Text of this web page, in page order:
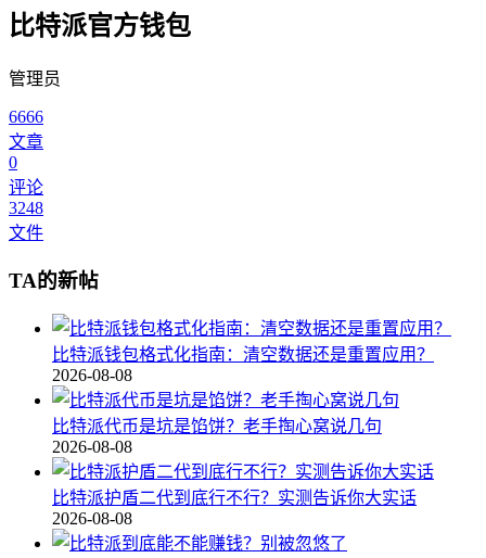
比特派官方钱包
管理员
6666
文章
0
评论
3248
文件
TA的新帖
比特派钱包格式化指南：清空数据还是重置应用？
2026-08-08
比特派代币是坑是馅饼？老手掏心窝说几句
2026-08-08
比特派护盾二代到底行不行？实测告诉你大实话
2026-08-08